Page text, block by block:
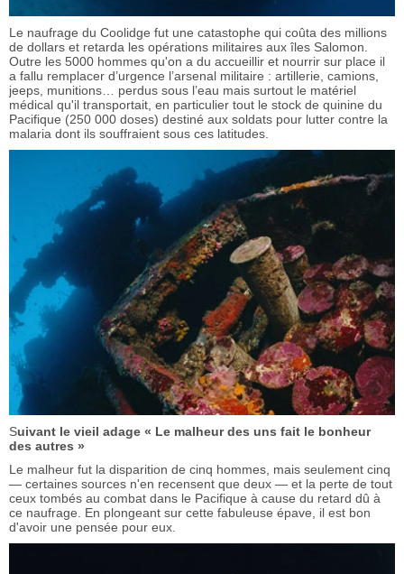
Le naufrage du Coolidge fut une catastophe qui coûta des millions
de dollars et retarda les opérations militaires aux îles Salomon.
Outre les 5000 hommes qu'on a du accueillir et nourrir sur place il
a fallu remplacer d’urgence l’arsenal militaire : artillerie, camions,
jeeps, munitions… perdus sous l’eau mais surtout le matériel
médical qu'il transportait, en particulier tout le stock de quinine du
Pacifique (250 000 doses) destiné aux soldats pour lutter contre la
malaria dont ils souffraient sous ces latitudes.
Suivant le vieil adage « Le malheur des uns fait le bonheur
des autres »
Le malheur fut la disparition de cinq hommes, mais seulement cinq
— certaines sources n'en recensent que deux — et la perte de tout
ceux tombés au combat dans le Pacifique à cause du retard dû à
ce naufrage. En plongeant sur cette fabuleuse épave, il est bon
d'avoir une pensée pour eux.